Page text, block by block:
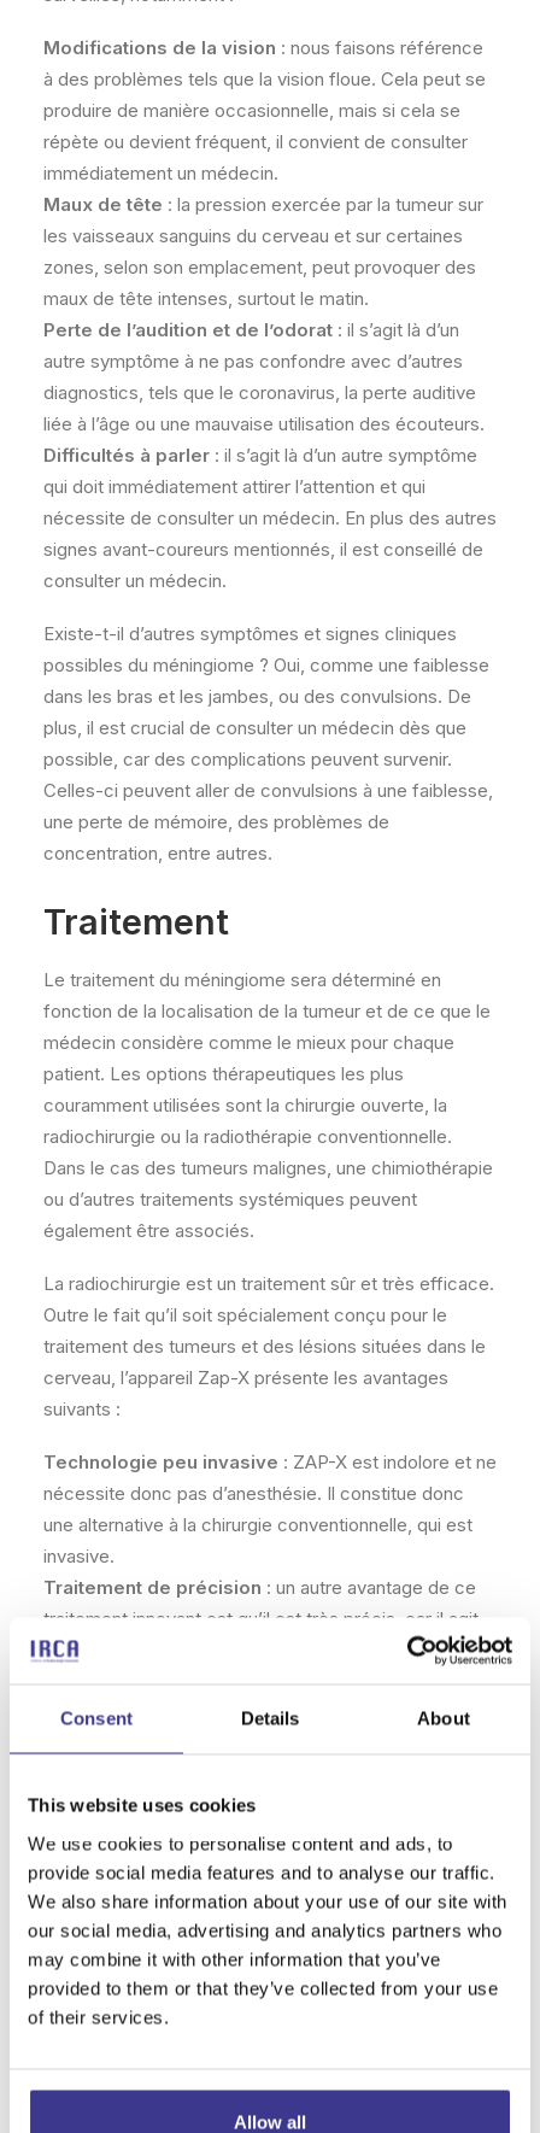
Consent Details About
This website uses cookies
We use cookies to personalise content and ads, to
provide social media features and to analyse our traffic.
We also share information about your use of our site with
our social media, advertising and analytics partners who
may combine it with other information that you’ve
provided to them or that they’ve collected from your use
of their services.
Allow all
Modifications de la vision : nous faisons référence
à des problèmes tels que la vision floue. Cela peut se
produire de manière occasionnelle, mais si cela se
répète ou devient fréquent, il convient de consulter
immédiatement un médecin.
Maux de tête : la pression exercée par la tumeur sur
les vaisseaux sanguins du cerveau et sur certaines
zones, selon son emplacement, peut provoquer des
maux de tête intenses, surtout le matin.
Perte de l’audition et de l’odorat : il s’agit là d’un
autre symptôme à ne pas confondre avec d’autres
diagnostics, tels que le coronavirus, la perte auditive
liée à l’âge ou une mauvaise utilisation des écouteurs.
Difficultés à parler : il s’agit là d’un autre symptôme
qui doit immédiatement attirer l’attention et qui
nécessite de consulter un médecin. En plus des autres
signes avant-coureurs mentionnés, il est conseillé de
consulter un médecin.
Existe-t-il d’autres symptômes et signes cliniques
possibles du méningiome ? Oui, comme une faiblesse
dans les bras et les jambes, ou des convulsions. De
plus, il est crucial de consulter un médecin dès que
possible, car des complications peuvent survenir.
Celles-ci peuvent aller de convulsions à une faiblesse,
une perte de mémoire, des problèmes de
concentration, entre autres.
Traitement
Le traitement du méningiome sera déterminé en
fonction de la localisation de la tumeur et de ce que le
médecin considère comme le mieux pour chaque
patient. Les options thérapeutiques les plus
couramment utilisées sont la chirurgie ouverte, la
radiochirurgie ou la radiothérapie conventionnelle.
Dans le cas des tumeurs malignes, une chimiothérapie
ou d’autres traitements systémiques peuvent
également être associés.
La radiochirurgie est un traitement sûr et très efficace.
Outre le fait qu’il soit spécialement conçu pour le
traitement des tumeurs et des lésions situées dans le
cerveau, l’appareil Zap-X présente les avantages
suivants :
Technologie peu invasive : ZAP-X est indolore et ne
nécessite donc pas d’anesthésie. Il constitue donc
une alternative à la chirurgie conventionnelle, qui est
invasive.
Traitement de précision : un autre avantage de ce
traitement innovant est qu’il est très précis, car il agit
directement sur la tumeur et permet en outre d’ajuster
Retour à domicile le jour même
: comme ZAP-X
postopératoire n’est pas comparable à celle d’une
chirurgie, ce qui permet au patient de reprendre
rapidement une vie normale.
Tumeurs bénignes et malignes: cette technologie
est destinée à la fois aux tumeurs bénignes et
malignes, même en cas de métastases.
Il n’existe pas beaucoup d’appareils ZAP-X dans le
disponible dans toute l’Espagne.